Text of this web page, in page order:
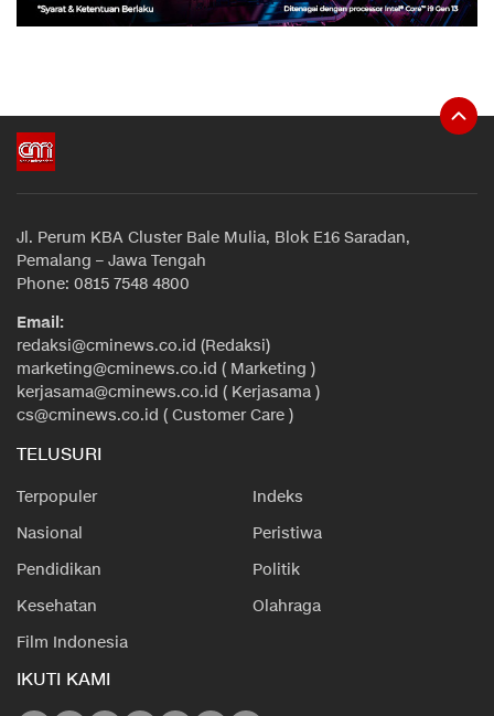
Jl. Perum KBA Cluster Bale Mulia, Blok E16 Saradan,
Pemalang – Jawa Tengah
Phone: 0815 7548 4800
Email:
redaksi@cminews.co.id (Redaksi)
marketing@cminews.co.id ( Marketing )
kerjasama@cminews.co.id ( Kerjasama )
cs@cminews.co.id ( Customer Care )
TELUSURI
Terpopuler
Indeks
Nasional
Peristiwa
Pendidikan
Politik
Kesehatan
Olahraga
Film Indonesia
IKUTI KAMI